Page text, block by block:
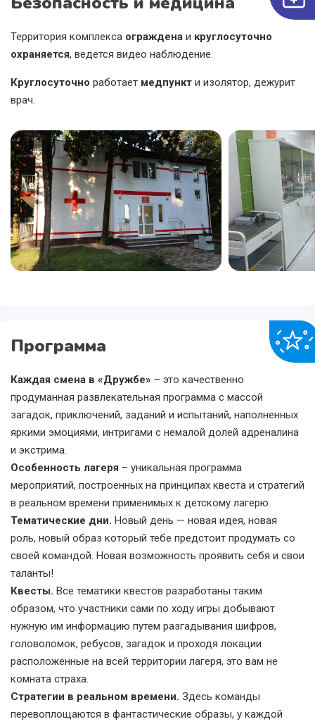
Территория комплекса ограждена и круглосуточно
охраняется, ведется видео наблюдение.
Круглосуточно работает медпункт и изолятор, дежурит
врач.
Программа
Каждая смена в «Дружбе» – это качественно
продуманная развлекательная программа с массой
загадок, приключений, заданий и испытаний, наполненных
яркими эмоциями, интригами с немалой долей адреналина
и экстрима.
Особенность лагеря – уникальная программа
мероприятий, построенных на принципах квеста и стратегий
в реальном времени применимых к детскому лагерю.
Тематические дни. Новый день — новая идея, новая
роль, новый образ который тебе предстоит продумать со
своей командой. Новая возможность проявить себя и свои
таланты!
Квесты. Все тематики квестов разработаны таким
образом, что участники сами по ходу игры добывают
нужную им информацию путем разгадывания шифров,
головоломок, ребусов, загадок и проходя локации
расположенные на всей территории лагеря, это вам не
комната страха.
Стратегии в реальном времени. Здесь команды
перевоплощаются в фантастические образы, у каждой